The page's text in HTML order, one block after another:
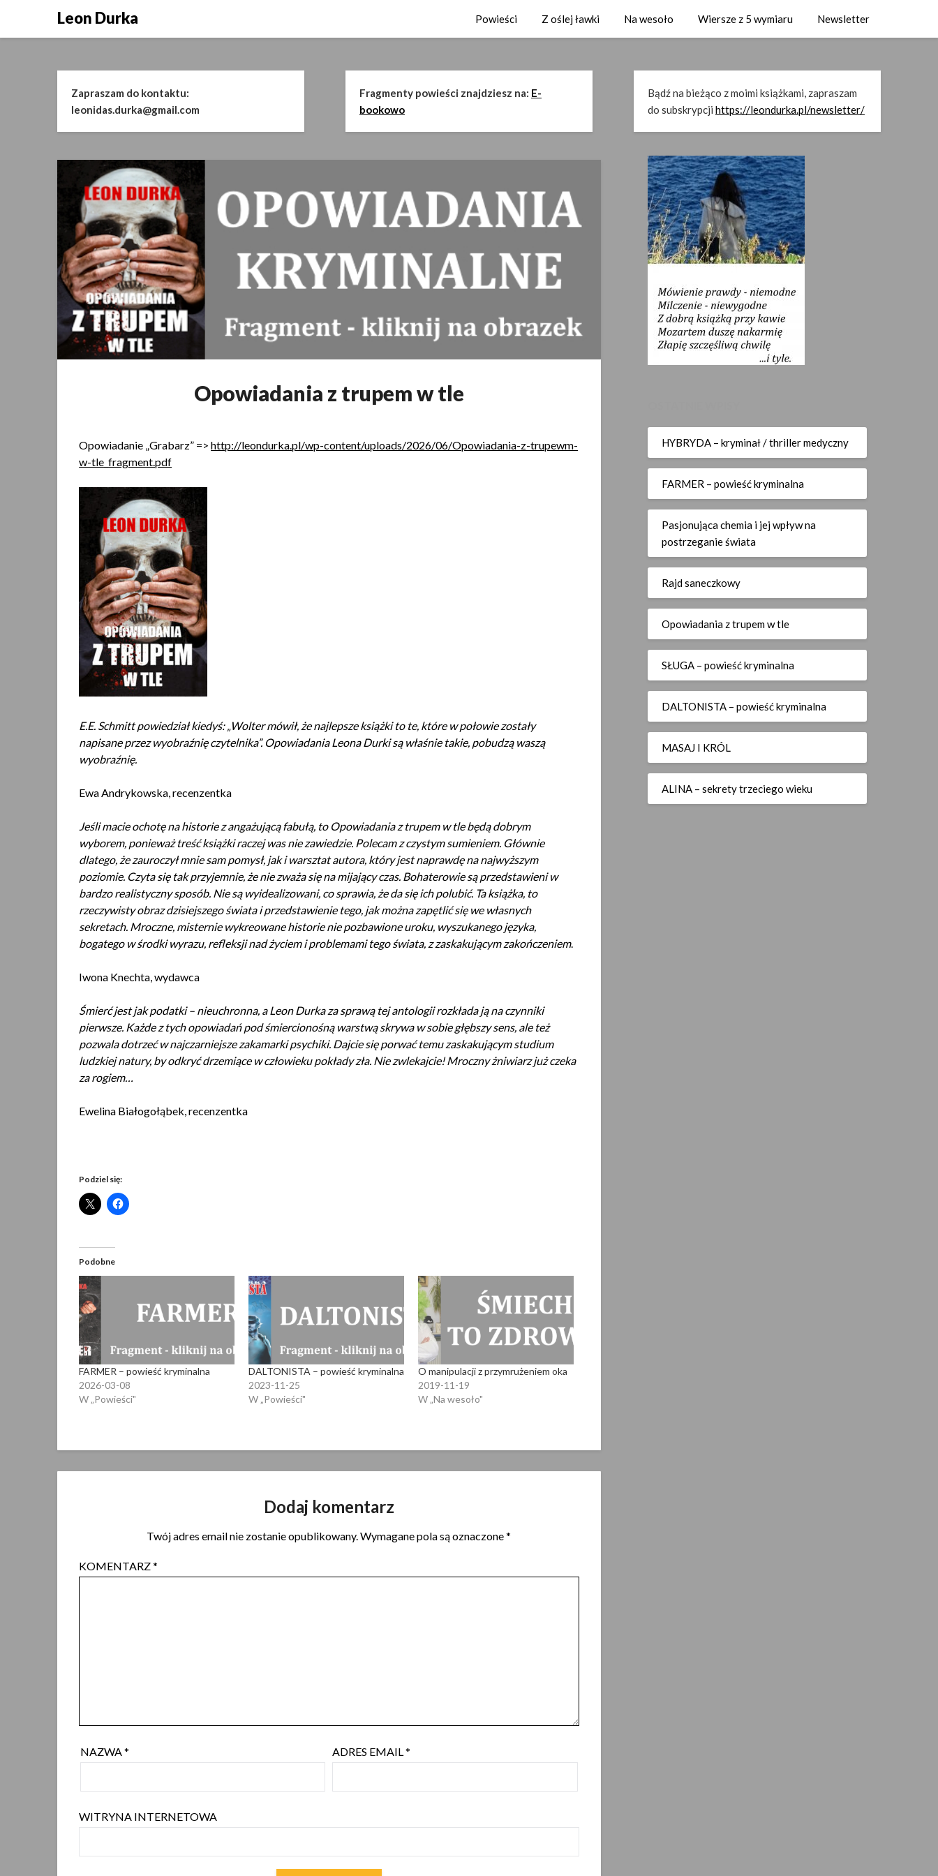
Leon Durka Powieści Z oślej ławki Na wesoło Wiersze z 5 wymiaru Newsletter
Zapraszam do kontaktu:
leonidas.durka@gmail.com
Fragmenty powieści znajdziesz na: E-
bookowo
Bądź na bieżąco z moimi książkami, zapraszam
do subskrypcji https://leondurka.pl/newsletter/
Opowiadania z trupem w tle
2025-
Opowiadanie „Grabarz” =>http://leondurka.pl/wp-content/uploads/2026/06/Opowiadania-z-trupewm-
w-tle_fragment.pdf
E.E. Schmitt powiedział kiedyś: „Wolter mówił, że najlepsze książki to te, które w połowie zostały
napisane przez wyobraźnię czytelnika”. Opowiadania Leona Durki są właśnie takie, pobudzą waszą
wyobraźnię.
Ewa Andrykowska, recenzentka
Jeśli macie ochotę na historie z angażującą fabułą, to Opowiadania z trupem w tle będą dobrym
wyborem, ponieważ treść książki raczej was nie zawiedzie. Polecam z czystym sumieniem. Głównie
dlatego, że zauroczył mnie sam pomysł, jak i warsztat autora, który jest naprawdę na najwyższym
poziomie. Czyta się tak przyjemnie, że nie zważa się na mijający czas. Bohaterowie są przedstawieni w
bardzo realistyczny sposób. Nie są wyidealizowani, co sprawia, że da się ich polubić. Ta książka, to
rzeczywisty obraz dzisiejszego świata i przedstawienie tego, jak można zapętlić się we własnych
sekretach. Mroczne, misternie wykreowane historie nie pozbawione uroku, wyszukanego języka,
bogatego w środki wyrazu, refleksji nad życiem i problemami tego świata, z zaskakującym zakończeniem.
Iwona Knechta, wydawca
Śmierć jest jak podatki – nieuchronna, a Leon Durka za sprawą tej antologii rozkłada ją na czynniki
pierwsze. Każde z tych opowiadań pod śmiercionośną warstwą skrywa w sobie głębszy sens, ale też
pozwala dotrzeć w najczarniejsze zakamarki psychiki. Dajcie się porwać temu zaskakującym studium
ludzkiej natury, by odkryć drzemiące w człowieku pokłady zła. Nie zwlekajcie! Mroczny żniwiarz już czeka
za rogiem…
Ewelina Białogołąbek, recenzentka
Podziel się:
Podobne
FARMER – powieść kryminalna
2026-03-08
W „Powieści"
DALTONISTA – powieść kryminalna
2023-11-25
W „Powieści"
O manipulacji z przymrużeniem oka
2019-11-19
W „Na wesoło"
Dodaj komentarz
Twój adres email nie zostanie opublikowany.Wymagane pola są oznaczone*
KOMENTARZ*
NAZWA* ADRES EMAIL*
WITRYNA INTERNETOWA
HYBRYDA – kryminał / thriller medyczny
FARMER – powieść kryminalna
Pasjonująca chemia i jej wpływ na
postrzeganie świata
Rajd saneczkowy
Opowiadania z trupem w tle
SŁUGA – powieść kryminalna
DALTONISTA – powieść kryminalna
MASAJ I KRÓL
ALINA – sekrety trzeciego wieku